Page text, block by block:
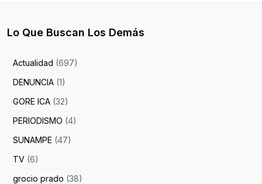
Lo Que Buscan Los Demás
Actualidad (697)
DENUNCIA (1)
GORE ICA (32)
PERIODISMO (4)
SUNAMPE (47)
TV (6)
grocio prado (38)